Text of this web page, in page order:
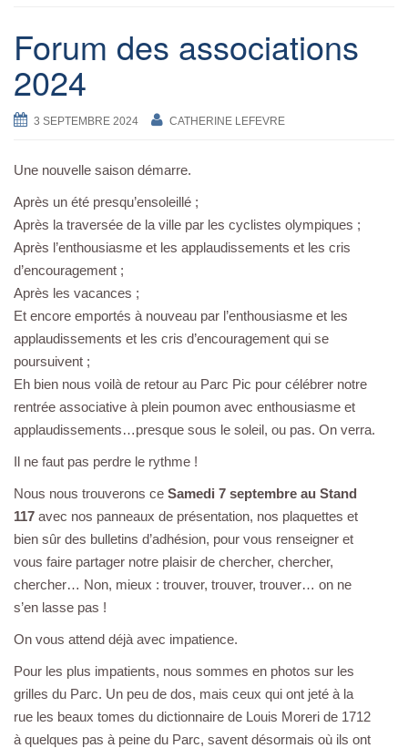
Forum des associations
2024
3 SEPTEMBRE 2024 CATHERINE LEFEVRE
Une nouvelle saison démarre.
Après un été presqu’ensoleillé ;
Après la traversée de la ville par les cyclistes olympiques ;
Après l’enthousiasme et les applaudissements et les cris
d’encouragement ;
Après les vacances ;
Et encore emportés à nouveau par l’enthousiasme et les
applaudissements et les cris d’encouragement qui se
poursuivent ;
Eh bien nous voilà de retour au Parc Pic pour célébrer notre
rentrée associative à plein poumon avec enthousiasme et
applaudissements…presque sous le soleil, ou pas. On verra.
Il ne faut pas perdre le rythme !
Nous nous trouverons ce Samedi 7 septembre au Stand
117 avec nos panneaux de présentation, nos plaquettes et
bien sûr des bulletins d’adhésion, pour vous renseigner et
vous faire partager notre plaisir de chercher, chercher,
chercher… Non, mieux : trouver, trouver, trouver… on ne
s’en lasse pas !
On vous attend déjà avec impatience.
Pour les plus impatients, nous sommes en photos sur les
grilles du Parc. Un peu de dos, mais ceux qui ont jeté à la
rue les beaux tomes du dictionnaire de Louis Moreri de 1712
à quelques pas à peine du Parc, savent désormais où ils ont